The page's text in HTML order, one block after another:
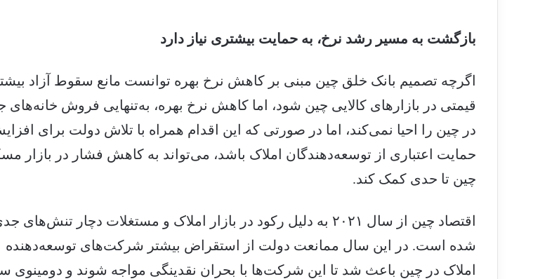
بازگشت به مسیر رشد نرخ، به حمایت بیشتری نیاز دارد
اگرچه تصمیم بانک خلق چین مبنی بر کاهش نرخ بهره توانست مانع سقوط آزاد
قیمتی در بازارهای کالایی چین شود، اما کاهش نرخ بهره، به‌تنهایی فروش خانه‌های
در چین را احیا نمی‌‌‌کند، اما در صورتی که این اقدام همراه با تلاش دولت برای
حمایت اعتباری از توسعه‌‌‌دهندگان املاک باشد، می‌‌‌تواند به کاهش فشار در بازار
چین تا حدی کمک کند.
اقتصاد چین از سال ۲۰۲۱ به دلیل رکود در بازار املاک و مستغلات دچار تنش‌‌‌های
شده است. در این سال ممانعت دولت از استقراض بیشتر شرکت‌های توسعه‌‌‌دهنده
املاک در چین باعث شد تا این شرکت‌ها با بحران نقدینگی مواجه شوند و دومینوی